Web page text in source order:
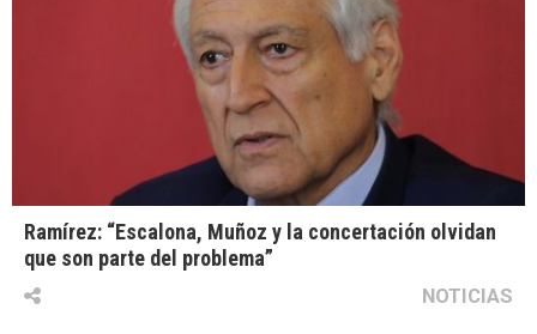
Ramírez: “Escalona, Muñoz y la concertación olvidan
que son parte del problema”
NOTICIAS